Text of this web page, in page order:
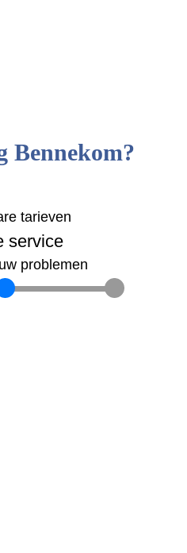
Bennekom?
tarieven
service
problemen